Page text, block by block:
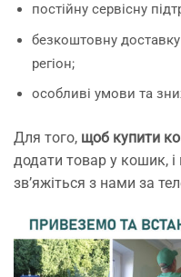
постійну сервісну
безкоштовну
регіон;
особливі умови та
Для того, щоб купити
додати товар у кошик,
зв’яжіться з нами за